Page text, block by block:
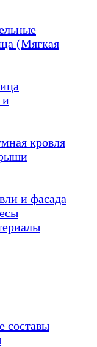
(Мягкая
и
кровля
и фасада
составы